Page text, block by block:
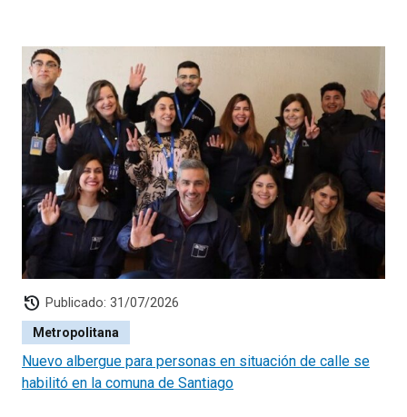
history Publicado: 31/07/2026
Metropolitana
Nuevo albergue para personas en situación de calle se
habilitó en la comuna de Santiago